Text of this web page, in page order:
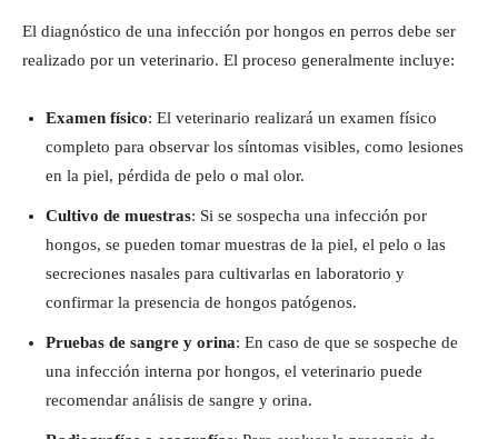
El diagnóstico de una infección por hongos en perros debe ser
realizado por un veterinario. El proceso generalmente incluye:
Examen físico: El veterinario realizará un examen físico
completo para observar los síntomas visibles, como lesiones
en la piel, pérdida de pelo o mal olor.
Cultivo de muestras: Si se sospecha una infección por
hongos, se pueden tomar muestras de la piel, el pelo o las
secreciones nasales para cultivarlas en laboratorio y
confirmar la presencia de hongos patógenos.
Pruebas de sangre y orina: En caso de que se sospeche de
una infección interna por hongos, el veterinario puede
recomendar análisis de sangre y orina.